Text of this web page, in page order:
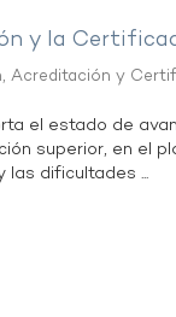
y la
Acreditación y
el estado de
superior, en el
las dificultades ...